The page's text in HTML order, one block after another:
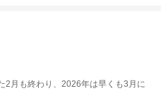
2月も終わり、2026年は早くも3月に